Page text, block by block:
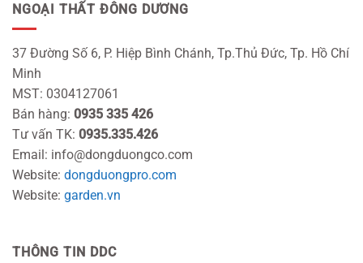
NGOẠI THẤT ĐÔNG DƯƠNG
37 Đường Số 6, P. Hiệp Bình Chánh, Tp.Thủ Đức, Tp. Hồ Chí
Minh
MST: 0304127061
Bán hàng: 0935 335 426
Tư vấn TK: 0935.335.426
Email: info@dongduongco.com
Website: dongduongpro.com
Website: garden.vn
THÔNG TIN DDC